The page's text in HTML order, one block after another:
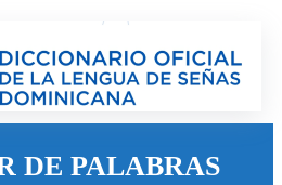
DE PALABRAS